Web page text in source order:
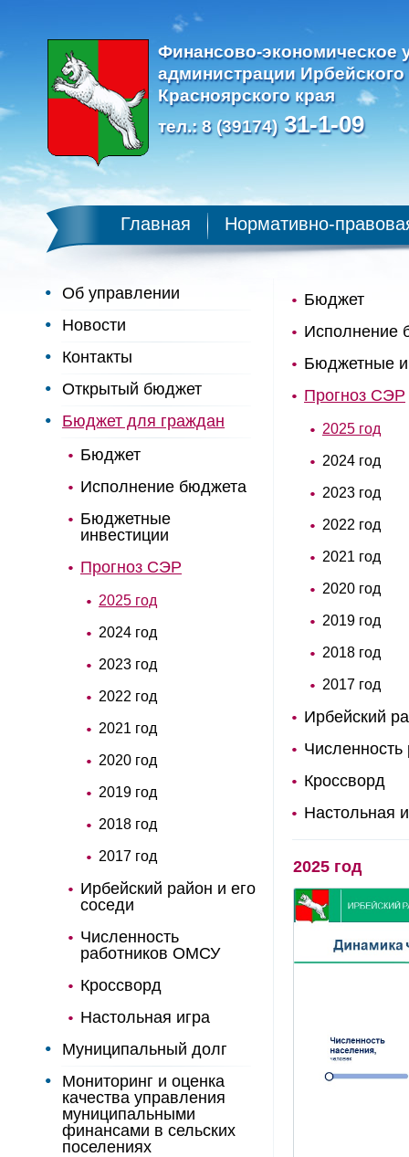
Финансово-экономическое
администрации Ирбейского
Красноярского края
тел.: 8 (39174)31-1-09
Главная Нормативно-
Об управлении
Новости
Контакты
Открытый бюджет
Бюджет для граждан
Бюджет
Исполнение бюджета
Бюджетные
инвестиции
Прогноз СЭР
2025 год
2024 год
2023 год
2022 год
2021 год
2020 год
2019 год
2018 год
2017 год
Ирбейский район и его
соседи
Численность
работников ОМСУ
Кроссворд
Настольная игра
Муниципальный долг
Мониторинг и оценка
качества управления
муниципальными
финансами в сельских
поселениях
Бюджет
Исполнение
Бюджетные
Прогноз СЭР
2025 год
2024 год
2023 год
2022 год
2021 год
2020 год
2019 год
2018 год
2017 год
Ирбейский
Кроссворд
Настольная
2025 год